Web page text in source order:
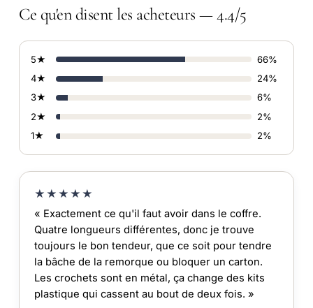
Ce qu'en disent les acheteurs — 4.4/5
5★
66%
4★
24%
3★
6%
2★
2%
1★
2%
★★★★★
« Exactement ce qu'il faut avoir dans le coffre.
Quatre longueurs différentes, donc je trouve
toujours le bon tendeur, que ce soit pour tendre
la bâche de la remorque ou bloquer un carton.
Les crochets sont en métal, ça change des kits
plastique qui cassent au bout de deux fois. »